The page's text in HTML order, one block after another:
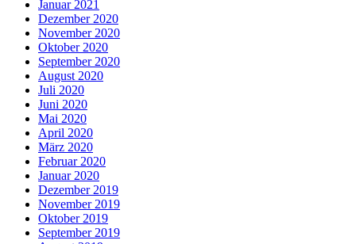
Januar 2021
Dezember 2020
November 2020
Oktober 2020
September 2020
August 2020
Juli 2020
Juni 2020
Mai 2020
April 2020
März 2020
Februar 2020
Januar 2020
Dezember 2019
November 2019
Oktober 2019
September 2019